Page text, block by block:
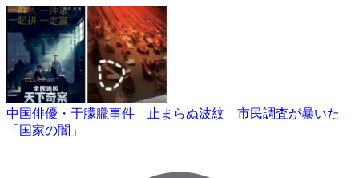
中国俳優・于朦朧事件 止まらぬ波紋 市民調査が暴いた
「国家の闇」